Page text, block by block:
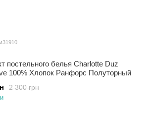
постельного белья Charlotte Duz
100% Хлопок Ранфорс Полуторный
2 300 грн